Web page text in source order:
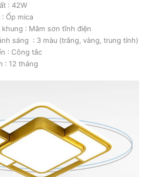
: 42W
Ốp mica
khung : Mâm sơn tĩnh điện
sáng : 3 màu (trắng, vàng, trung tính)
: Công tắc
: 12 tháng